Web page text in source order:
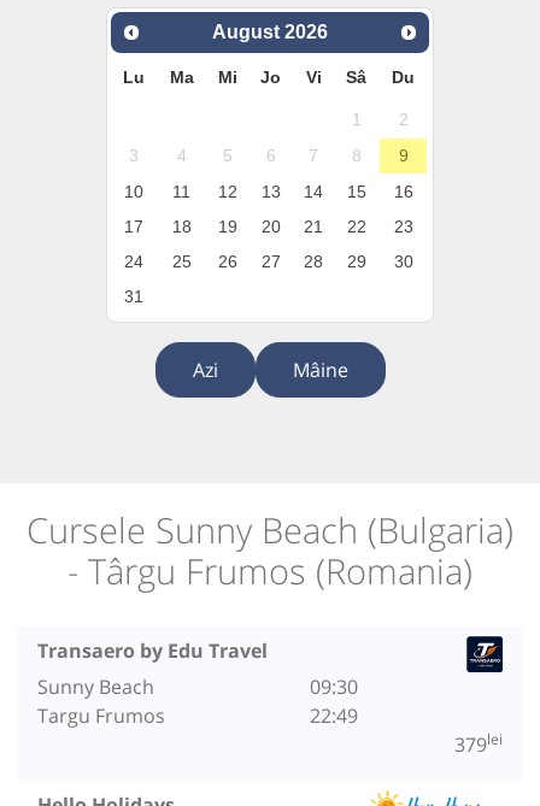
August 2026
Lu Ma Mi Jo Vi Sâ Du
1
2
3
4 5 6 7 8
9
10
11 12 13 14 15
16
17
18 19 20 21 22
23
24
25 26 27 28 29
30
31
Azi Mâine
Cursele Sunny Beach (Bulgaria)
- Târgu Frumos (Romania)
Transaero by Edu Travel
Sunny Beach
Targu Frumos
09:30
22:49
379lei